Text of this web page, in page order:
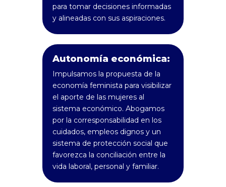
para tomar decisiones informadas
y alineadas con sus aspiraciones.
Autonomía económica:
Impulsamos la propuesta de la
economía feminista para visibilizar
el aporte de las mujeres al
sistema económico. Abogamos
por la corresponsabilidad en los
cuidados, empleos dignos y un
sistema de protección social que
favorezca la conciliación entre la
vida laboral, personal y familiar.